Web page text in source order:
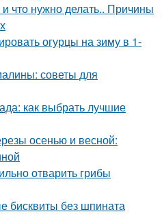
что нужно делать.. Причины
огурцы на зиму в 1-
советы для
как выбрать лучшие
осенью и весной:
отварить грибы
бисквиты без шпината